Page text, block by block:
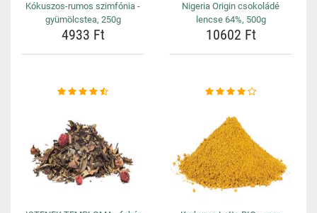
Kókuszos-rumos szimfónia -
gyümölcstea, 250g
4933 Ft
Nigeria Origin csokoládé
lencse 64%, 500g
10602 Ft